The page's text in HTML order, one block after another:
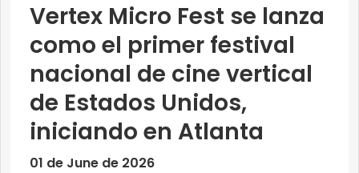
Vertex Micro Fest se lanza
como el primer festival
nacional de cine vertical
de Estados Unidos,
iniciando en Atlanta
01 de June de 2026